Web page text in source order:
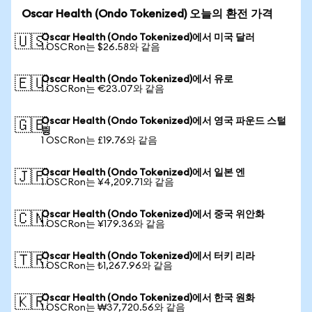
Oscar Health (Ondo Tokenized) 오늘의 환전 가격
🇺🇸Oscar Health (Ondo Tokenized)에서 미국 달러
1 OSCRon는 $26.58와 같음
🇪🇺Oscar Health (Ondo Tokenized)에서 유로
1 OSCRon는 €23.07와 같음
🇬🇧Oscar Health (Ondo Tokenized)에서 영국 파운드 스털
링
1 OSCRon는 £19.76와 같음
🇯🇵Oscar Health (Ondo Tokenized)에서 일본 엔
1 OSCRon는 ¥4,209.71와 같음
🇨🇳Oscar Health (Ondo Tokenized)에서 중국 위안화
1 OSCRon는 ¥179.36와 같음
🇹🇷Oscar Health (Ondo Tokenized)에서 터키 리라
1 OSCRon는 ₺1,267.96와 같음
🇰🇷Oscar Health (Ondo Tokenized)에서 한국 원화
1 OSCRon는 ₩37,720.56와 같음